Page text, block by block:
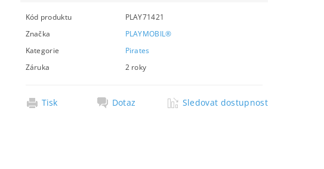
Kód produktu
PLAY71421
Značka
PLAYMOBIL®
Kategorie
Pirates
Záruka
2 roky
Tisk Dotaz Sledovat dostupnost